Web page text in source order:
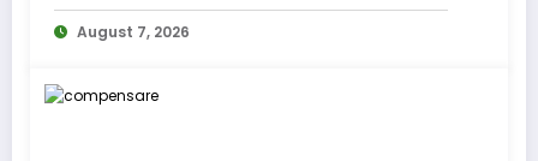
August 7, 2026